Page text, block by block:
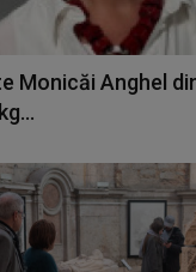
Monicăi Anghel